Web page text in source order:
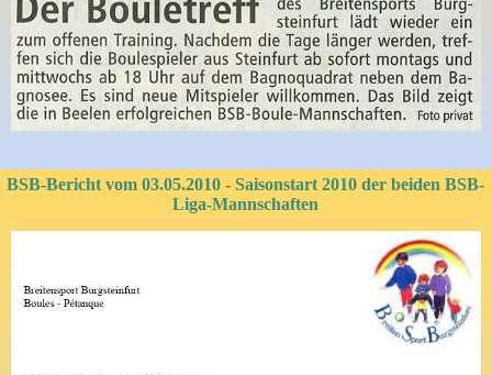
BSB-Bericht vom 03.05.2010 - Saisonstart 2010 der beiden BSB-
Liga-Mannschaften